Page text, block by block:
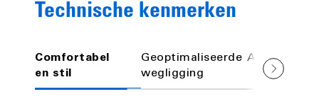
Technische kenmerken
Comfortabel
en stil
Geoptimaliseerde
wegligging
Aquaplaning